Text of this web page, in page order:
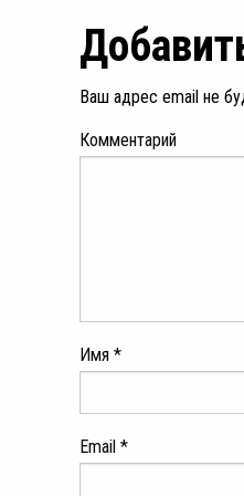
Ваш адрес email не
Комментарий
Имя *
Email *